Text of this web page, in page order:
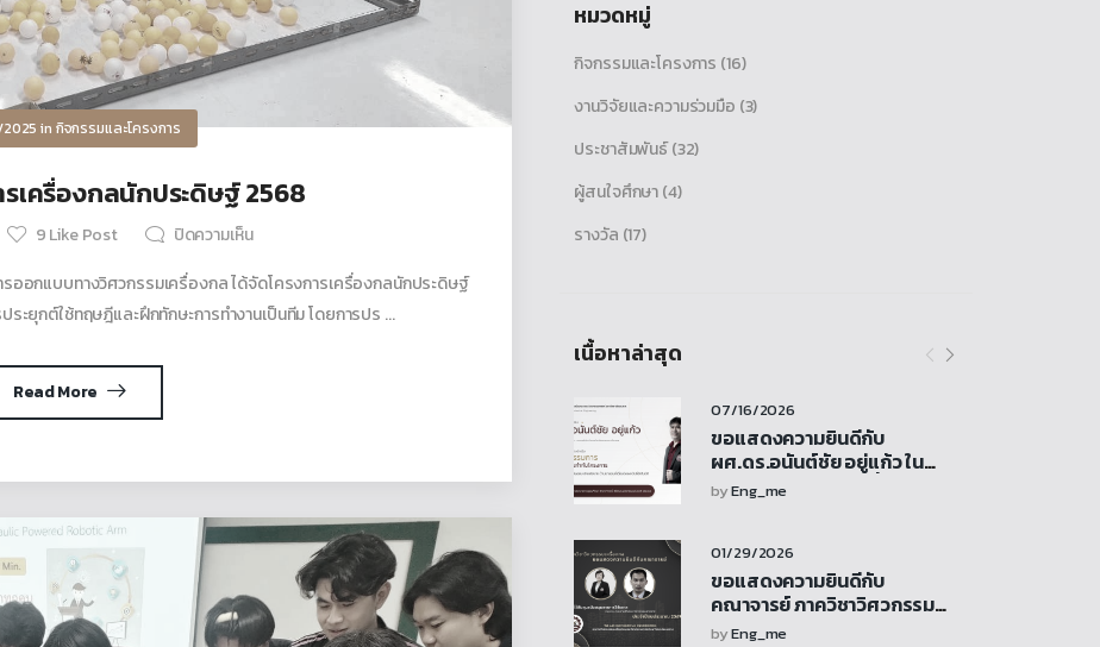
หมวดหมู่
กิจกรรมและโครงการ (16)
งานวิจัยและความร่วมมือ (3)
ประชาสัมพันธ์(32)
ผู้สนใจศึกษา(4)
รางวัล (17)
เนื้อหาล่าสุด
07/16/2026
ขอแสดงความยินดีกับ
ผศ.ดร.อนันต์ชัย อยู่แก้ว ใน
โอกาสได้รับการแต่งตั้งเป็น
ศึกษาและจัดทำข้อเสนอแนะเชิง
นโยบาย ด้านยานยนต์เชื่อมต่อ
และขับขี่อัตโนมัติ
byEng_me
01/29/2026
ขอแสดงความยินดีกับ
คณาจารย์ ภาควิชาวิศวกรรม
เครื่องกล ที่ได้รับทุนสนับสนุน
byEng_me
in กิจกรรมและโครงการ
เครื่องกลนักประดิษฐ์ 2568
9Like Post
ปิดความเห็น
ออกแบบทางวิศวกรรมเครื่องกล ได้จัดโครงการเครื่องกลนักประดิษฐ์
ะยุกต์ใช้ทฤษฎีและฝึกทักษะการทำงานเป็นทีม โดยการปร ...
Read More